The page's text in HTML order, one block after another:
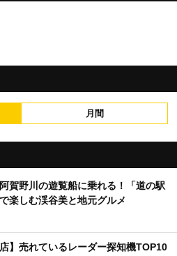
月間
阿賀野川の遊覧船に乗れる！「道の駅
楽しむ渓谷美と地元グルメ
店】売れているレーダー探知機TOP10